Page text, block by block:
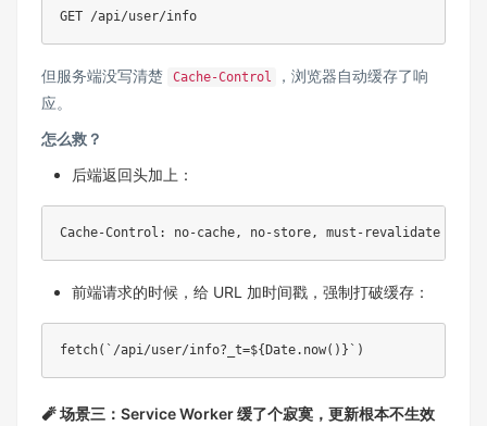
GET /api/user/info
但服务端没写清楚 Cache-Control
，浏览器自动缓存了响
应。
怎么救？
后端返回头加上：
Cache-Control: no-cache, no-store, must-revalidate
前端请求的时候，给 URL 加时间戳，强制打破缓存：
fetch(`/api/user/info?_t=${Date.now()}`)
🧨 场景三：Service Worker 缓了个寂寞，更新根本不生效